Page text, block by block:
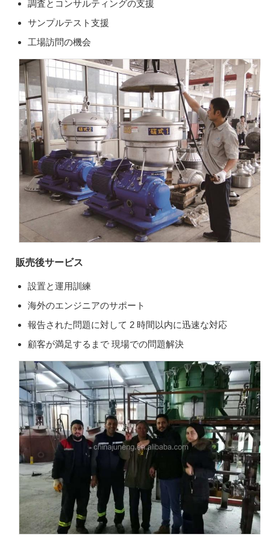
調査とコンサルティングの支援
サンプルテスト支援
工場訪問の機会
販売後サービス
設置と運用訓練
海外のエンジニアのサポート
報告された問題に対して 2 時間以内に迅速な対応
顧客が満足するまで 現場での問題解決